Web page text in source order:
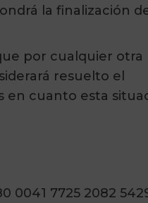
la finalización
por cualquier otra
resuelto el
en cuanto esta
0041 7725 2082